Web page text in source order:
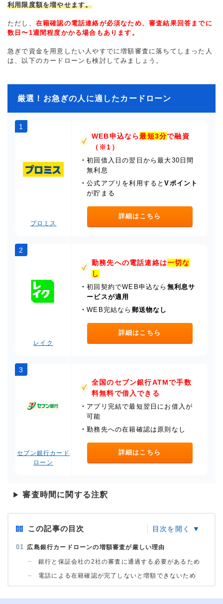
利用限度額を増やせます。
ただし、 在籍確認の電話連絡が必須なため、審査結果回答までに
数日〜1週間程度かかる場合もあります。
急ぎで資金を用意したい人やすでに増額審査に落ちてしまった人
は、以下のカードローンも検討してみましょう。
厳選！お急ぎの人に適したカードローン
1
プロミス
WEB申込なら最短3分で融資
（※1）
・初回借入日の翌日から最大30日間
無利息
・公式アプリを利用するとVポイント
が貯まる
詳細はこちら
2
レイク
勤務先への電話連絡は一切な
し
・初回契約でWEB申込なら 無利息サ
ービスが適用
・WEB完結なら 郵送物なし
詳細はこちら
3
セブン銀行カード
ローン
全国のセブン銀行ATMで手数
料無料で借入できる
・ アプリ完結で最短翌日にお借入が
可能
・勤務先への在籍確認は原則なし
詳細はこちら
▶ 審査時間に関する注釈
この記事の目次
広島銀行カードローンの増額審査が厳しい理由
銀行と保証会社の2社の審査に通過する必要があるため
電話による在籍確認が完了しないと増額できないため